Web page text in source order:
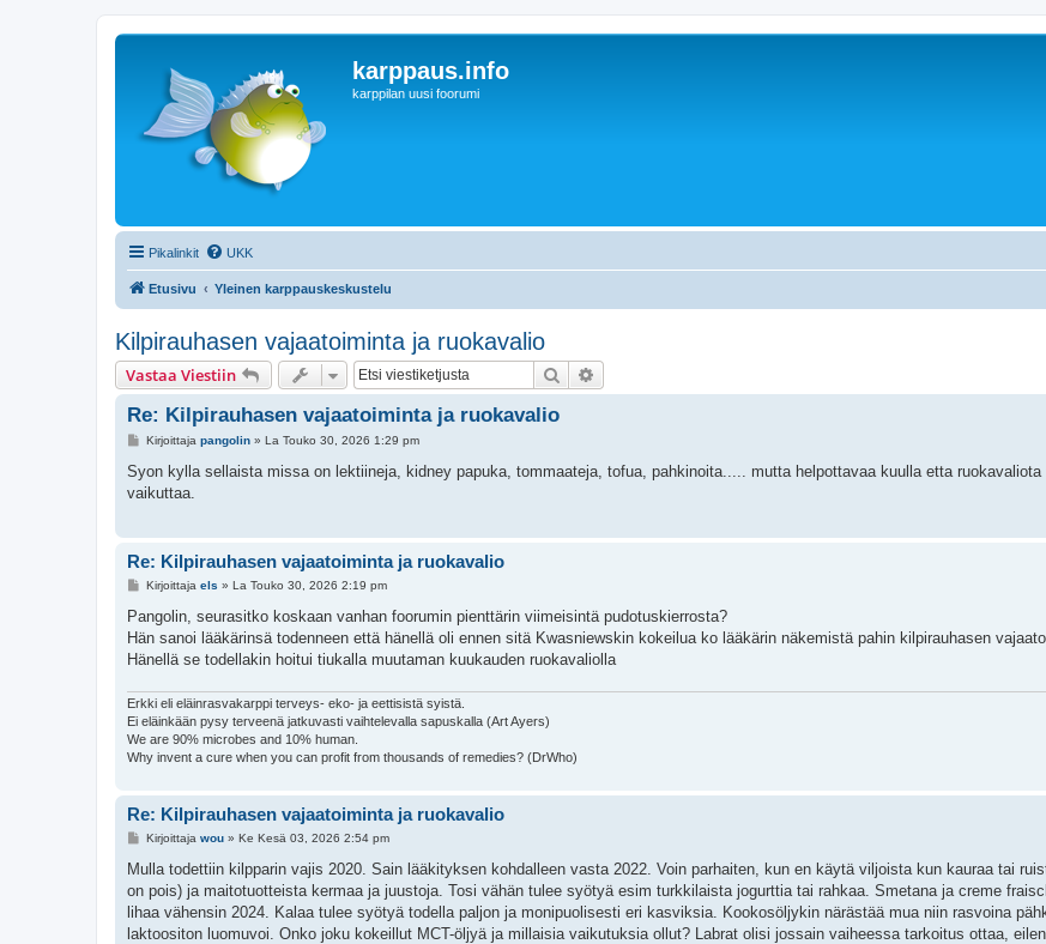
karppaus.info
karppilan uusi foorumi
Pikalinkit UKK
Etusivu Yleinen karppauskeskustelu
Kilpirauhasen vajaatoiminta ja ruokavalio
Vastaa Viestiin Etsi
Re: Kilpirauhasen vajaatoiminta ja ruokavalio
V
e
s
t
Kirjoittaja pangolin» La Touko 30, 2026 1:29 pm
Syon kylla sellaista missa on lektiineja, kidney papuka, tommaateja, tofua, pahkinoita..... mutta helpottavaa kuulla etta ruokavaliota
vaikuttaa.
Re: Kilpirauhasen vajaatoiminta ja ruokavalio
V
e
t
i
Kirjoittaja els » La Touko 30, 2026 2:19 pm
Pangolin, seurasitko koskaan vanhan foorumin pienttärin viimeisintä pudotuskierrosta?
Hän sanoi lääkärinsä todenneen että hänellä oli ennen sitä Kwasniewskin kokeilua ko lääkärin näkemistä pahin kilpirauhasen
Hänellä se todellakin hoitui tiukalla muutaman kuukauden ruokavaliolla
Erkki eli eläinrasvakarppi terveys- eko- ja eettisistä syistä.
Ei eläinkään pysy terveenä jatkuvasti vaihtelevalla sapuskalla (Art Ayers)
We are 90% microbes and 10% human.
Why invent a cure when you can profit from thousands of remedies? (DrWho)
Re: Kilpirauhasen vajaatoiminta ja ruokavalio
V
e
t
i
Kirjoittaja wou» Ke Kesä 03, 2026 2:54 pm
Mulla todettiin kilpparin vajis 2020. Sain lääkityksen kohdalleen vasta 2022. Voin parhaiten, kun en käytä viljoista kun kauraa tai
on pois) ja maitotuotteista kermaa ja juustoja. Tosi vähän tulee syötyä esim turkkilaista jogurttia tai rahkaa. Smetana ja creme
lihaa vähensin 2024. Kalaa tulee syötyä todella paljon ja monipuolisesti eri kasviksia. Kookosöljykin närästää mua niin rasvoina
laktoositon luomuvoi. Onko joku kokeillut MCT-öljyä ja millaisia vaikutuksia ollut? Labrat olisi jossain vaiheessa tarkoitus ottaa,